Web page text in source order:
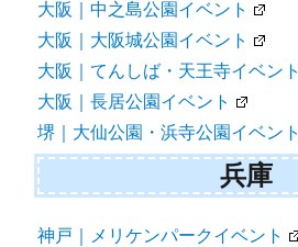
大阪｜中之島公園イベント
大阪｜大阪城公園イベント
大阪｜てんしば・天王寺イベント
大阪｜長居公園イベント
堺｜大仙公園・浜寺公園イベント
兵庫
神戸｜メリケンパークイベント